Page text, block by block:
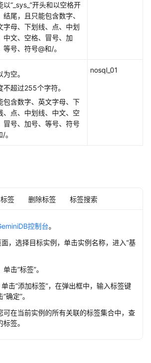
以“_sys_”开头和以空格开
结尾，且只能包含数字、
字母、下划线、点、中划
中文、空格、冒号、加
等号、符号@和/。
为空。
不超过255个字符。
包含数字、英文字母、下
、点、中划线、中文、空
冒号、加号、等号、符号
。
nosql_01
签 删除标签 标签搜索
控制台。
面，选择目标实例，单击实例名称，进入“基
单击“标签”。
单击“添加标签”，在弹出框中，输入标签键
“确定”。
可在当前实例的所有关联的标签集合中，查
签。